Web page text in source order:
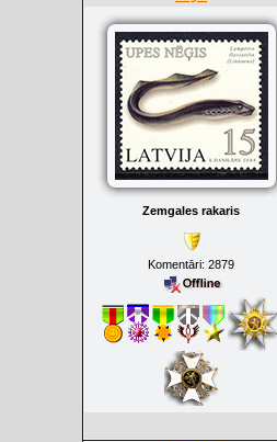
Zemgales rakaris
Komentāri: 2879